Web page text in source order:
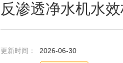
反渗透净水机水
更新时间： 2026-06-30